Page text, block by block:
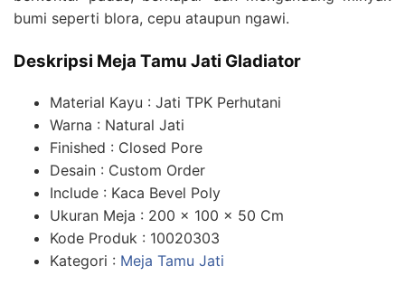
bumi seperti blora, cepu ataupun ngawi.
Deskripsi Meja Tamu Jati Gladiator
Material Kayu : Jati TPK Perhutani
Warna : Natural Jati
Finished : Closed Pore
Desain : Custom Order
Include : Kaca Bevel Poly
Ukuran Meja : 200 x 100 x 50 Cm
Kode Produk : 10020303
Kategori : Meja Tamu Jati